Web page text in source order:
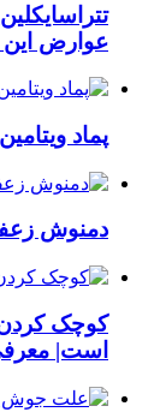
عوارض این
پماد
دمنوش
کوچک
است|